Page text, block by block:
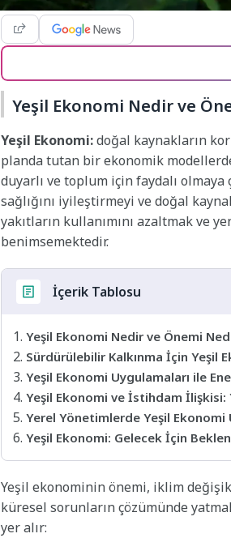
Yeşil Ekonomi Nedir ve
Yeşil Ekonomi:doğal kaynakların
planda tutan bir ekonomik
duyarlı ve toplum için faydalı olmaya
sağlığını iyileştirmeyi ve doğal
yakıtların kullanımını azaltmak
benimsemektedir.
İçerik Tablosu
Yeşil Ekonomi Nedir ve Önemi
Sürdürülebilir Kalkınma İçin Yeşil
Yeşil Ekonomi Uygulamaları ile
Yeşil Ekonomi ve İstihdam İlişkisi:
Yerel Yönetimlerde Yeşil Ekonomi
Yeşil Ekonomi: Gelecek İçin
Yeşil ekonominin önemi, iklim
küresel sorunların çözümünde
yer alır: